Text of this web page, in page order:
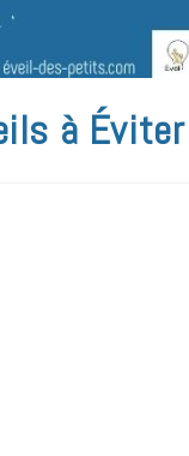
à Éviter